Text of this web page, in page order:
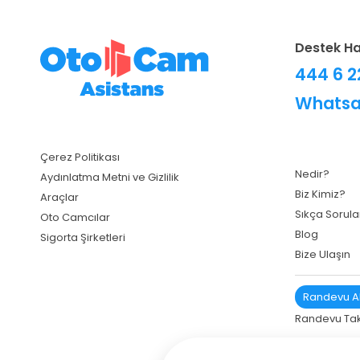
Çerez Politikası
Aydınlatma Metni ve Gizlilik
Araçlar
Oto Camcılar
Sigorta Şirketleri
Destek
444 6
Nedir?
Biz Kimiz?
Sıkça
Blog
Bize Ulaşın
Randevu
Randevu